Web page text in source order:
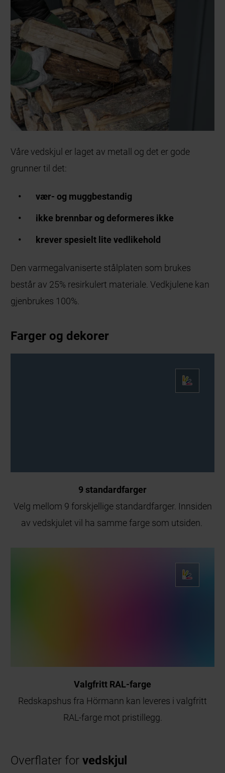
Våre vedskjul er laget av metall og det er gode
grunner til det:
vær- og muggbestandig
ikke brennbar og deformeres ikke
krever spesielt lite vedlikehold
Den varmegalvaniserte stålplaten som brukes
består av 25% resirkulert materiale. Vedkjulene kan
gjenbrukes 100%.
Farger og dekorer
9 standardfarger
Velg mellom 9 forskjellige standardfarger. Innsiden
av vedskjulet vil ha samme farge som utsiden.
Valgfritt RAL-farge
Redskapshus fra Hörmann kan leveres i valgfritt
RAL-farge mot pristillegg.
Overflater forvedskjul